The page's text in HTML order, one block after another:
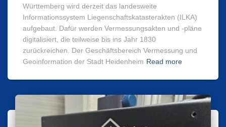
Württemberg wird derzeit das landesweite
Informationssystem Liegenschaftskatasterakten (ILKA)
aufgebaut. Dafür werden Vermessungsakten und -pläne
digitalisiert, die teilweise bis ins Jahr 1830
zurückreichen. Der Geschäftsbereich Vermessung und
Geoinformation der Stadt Heidenheim Read more